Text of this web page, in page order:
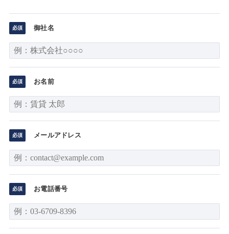
御社名
お名前
メールアドレス
お電話番号